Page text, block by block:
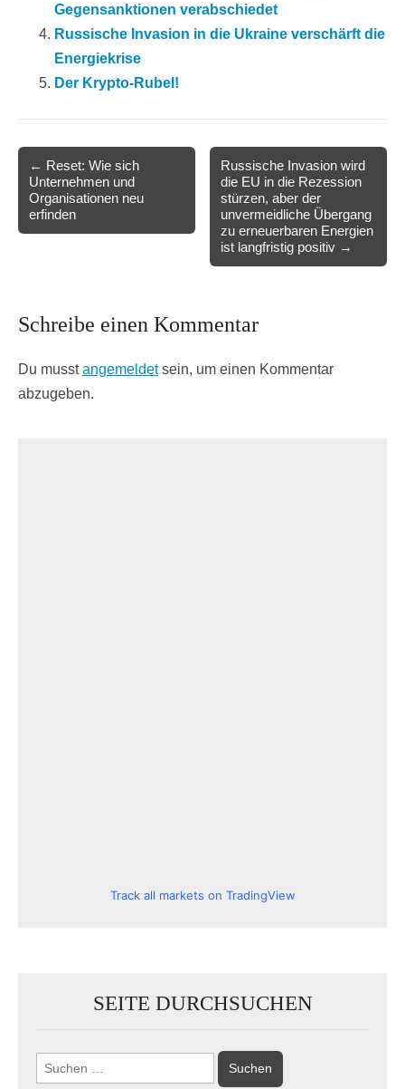
Gegensanktionen verabschiedet
Russische Invasion in die Ukraine verschärft die
Energiekrise
Der Krypto-Rubel!
navigation
← Reset: Wie sich
Unternehmen und
Organisationen neu
erfinden
Russische Invasion wird
die EU in die Rezession
stürzen, aber der
unvermeidliche Übergang
zu erneuerbaren Energien
ist langfristig positiv →
Schreibe einen Kommentar
Du musstangemeldetsein, um einen Kommentar
abzugeben.
Track all markets on TradingView
SEITE DURCHSUCHEN
Suchen
nach: